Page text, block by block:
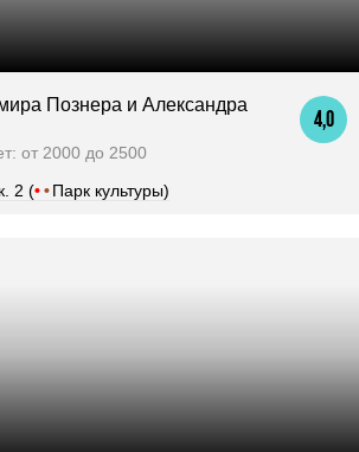
4,0
Познера и Александра
от 2000 до 2500
2 (•• Парк культуры)